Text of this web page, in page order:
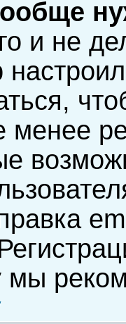
и не
менее
мы